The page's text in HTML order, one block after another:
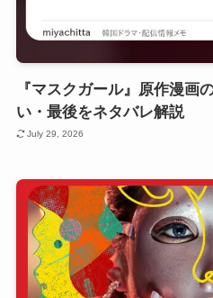
『マスクガール』原作漫画
い・最後をネタバレ解説
July 29, 2026